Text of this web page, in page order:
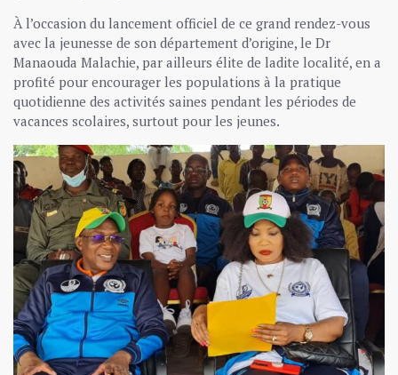
À l’occasion du lancement officiel de ce grand rendez-vous
avec la jeunesse de son département d’origine, le Dr
Manaouda Malachie, par ailleurs élite de ladite localité, en a
profité pour encourager les populations à la pratique
quotidienne des activités saines pendant les périodes de
vacances scolaires, surtout pour les jeunes.